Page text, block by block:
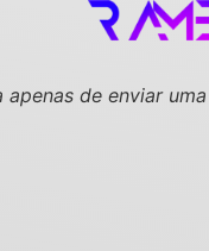
apenas de enviar